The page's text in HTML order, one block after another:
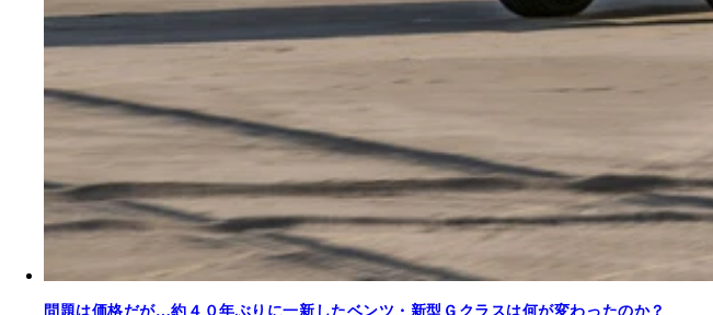
問題は価格だが…約４０年ぶりに一新したベンツ・新型Ｇクラスは何が変わったのか？